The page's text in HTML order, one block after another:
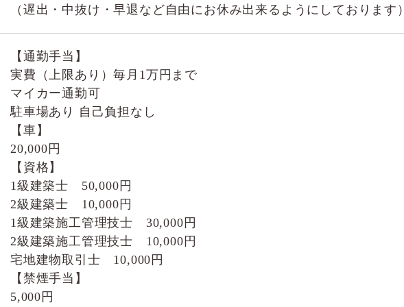
（遅出・中抜け・早退など自由にお休み出来るようにしております）
【通勤手当】
実費（上限あり）毎月1万円まで
マイカー通勤可
駐車場あり 自己負担なし
【車】
20,000円
【資格】
1級建築士 50,000円
2級建築士 10,000円
1級建築施工管理技士 30,000円
2級建築施工管理技士 10,000円
宅地建物取引士 10,000円
【禁煙手当】
5,000円